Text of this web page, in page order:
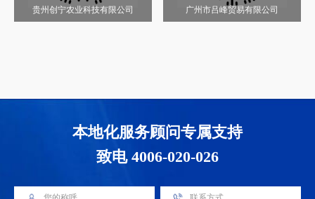
贵州创宁农业科技有限公司 广州市吕峰贸易有限公司
本地化服务顾问专属支持
致电 4006-020-026